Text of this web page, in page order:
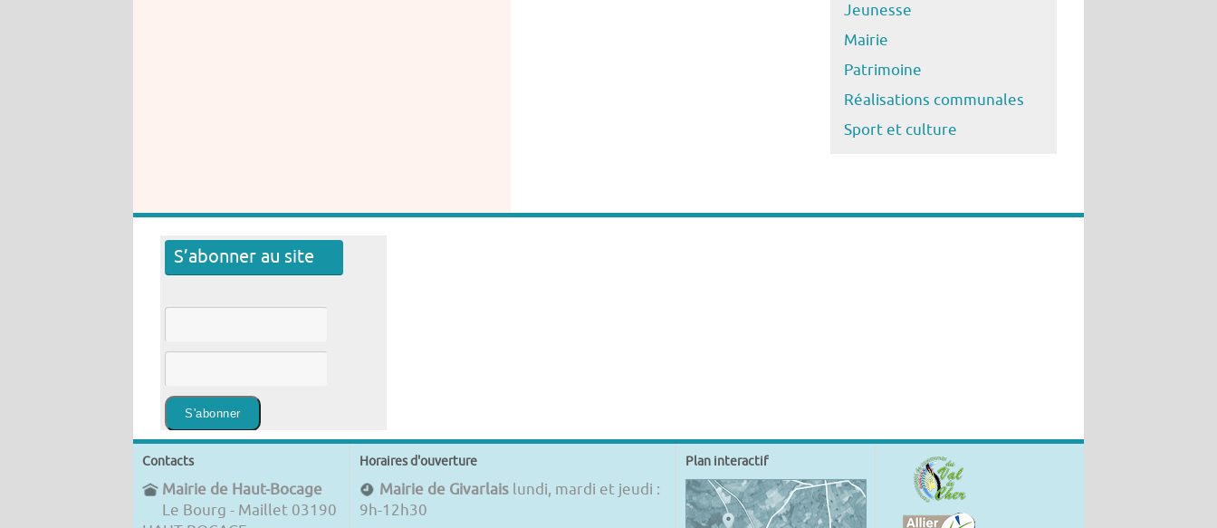
Jeunesse
Mairie
Patrimoine
Réalisations communales
Sport et culture
S’abonner au site
Contacts
Mairie de Haut-Bocage
Le Bourg - Maillet 03190
Horaires d'ouverture
Mairie de Givarlais lundi, mardi et jeudi :
9h-12h30
Plan interactif